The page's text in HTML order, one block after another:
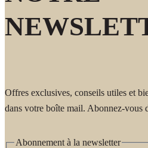
Offres exclusives, conseils utiles et
dans votre boîte mail. Abonnez-vous
Abonnement à la newsletter